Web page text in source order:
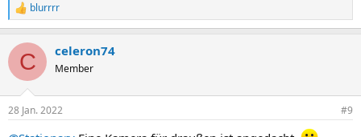
R
e
k
i
e
blurrrr
C celeron74
Member
28 Jan. 2022 #9